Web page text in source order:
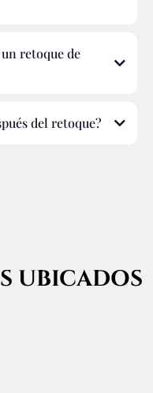
retoque de
del retoque?
UBICADOS